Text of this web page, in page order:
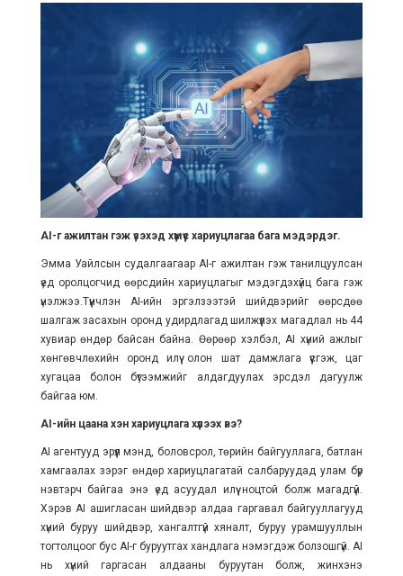
AI-г ажилтан гэж үзэхэд хүмүүс хариуцлагаа бага мэдэрдэг.
Эмма Уайлсын судалгаагаар AI-г ажилтан гэж танилцуулсан
үед оролцогчид өөрсдийн хариуцлагыг мэдэгдэхүйц бага гэж
үнэлжээ.Түүнчлэн AI-ийн эргэлзээтэй шийдвэрийг өөрсдөө
шалгаж засахын оронд удирдлагад шилжүүлэх магадлал нь 44
хувиар өндөр байсан байна. Өөрөөр хэлбэл, AI хүний ажлыг
хөнгөвчлөхийн оронд илүү олон шат дамжлага үүсгэж, цаг
хугацаа болон бүтээмжийг алдагдуулах эрсдэл дагуулж
байгаа юм.
AI-ийн цаана хэн хариуцлага хүлээх вэ?
AI агентууд эрүүл мэнд, боловсрол, төрийн байгууллага, батлан
хамгаалах зэрэг өндөр хариуцлагатай салбаруудад улам бүр
нэвтэрч байгаа энэ үед асуудал илүү ноцтой болж магадгүй.
Хэрэв AI ашигласан шийдвэр алдаа гаргавал байгууллагууд
хүний буруу шийдвэр, хангалтгүй хяналт, буруу урамшууллын
тогтолцоог бус AI-г буруутгах хандлага нэмэгдэж болзошгүй. AI
нь хүний гаргасан алдааны буруутан болж, жинхэнэ